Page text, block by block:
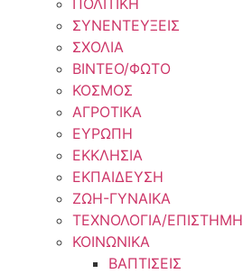
ΠΟΛΙΤΙΚΗ
ΣΥΝΕΝΤΕΥΞΕΙΣ
ΣΧΟΛΙΑ
ΒΙΝΤΕΟ/ΦΩΤΟ
ΚΟΣΜΟΣ
ΑΓΡΟΤΙΚΑ
ΕΥΡΩΠΗ
ΕΚΚΛΗΣΙΑ
ΕΚΠΑΙΔΕΥΣΗ
ΖΩΗ-ΓΥΝΑΙΚΑ
ΤΕΧΝΟΛΟΓΙΑ/ΕΠΙΣΤΗΜΗ
ΚΟΙΝΩΝΙΚΑ
ΒΑΠΤΙΣΕΙΣ